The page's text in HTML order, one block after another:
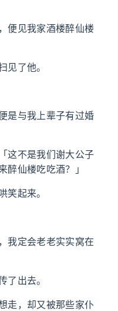
便见我家酒楼醉仙楼
见了他。
是与我上辈子有过婚
这不是我们谢大公子
醉仙楼吃吃酒？」
笑起来。
我定会老老实实窝在
了出去。
走，却又被那些家仆